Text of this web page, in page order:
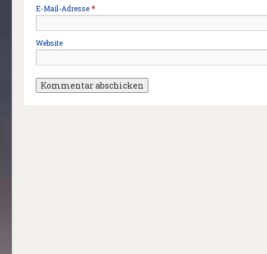
E-Mail-Adresse *
Website